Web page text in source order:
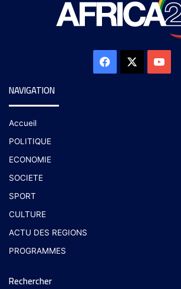
NAVIGATION
Accueil
POLITIQUE
ECONOMIE
SOCIETE
SPORT
CULTURE
ACTU DES REGIONS
PROGRAMMES
Rechercher